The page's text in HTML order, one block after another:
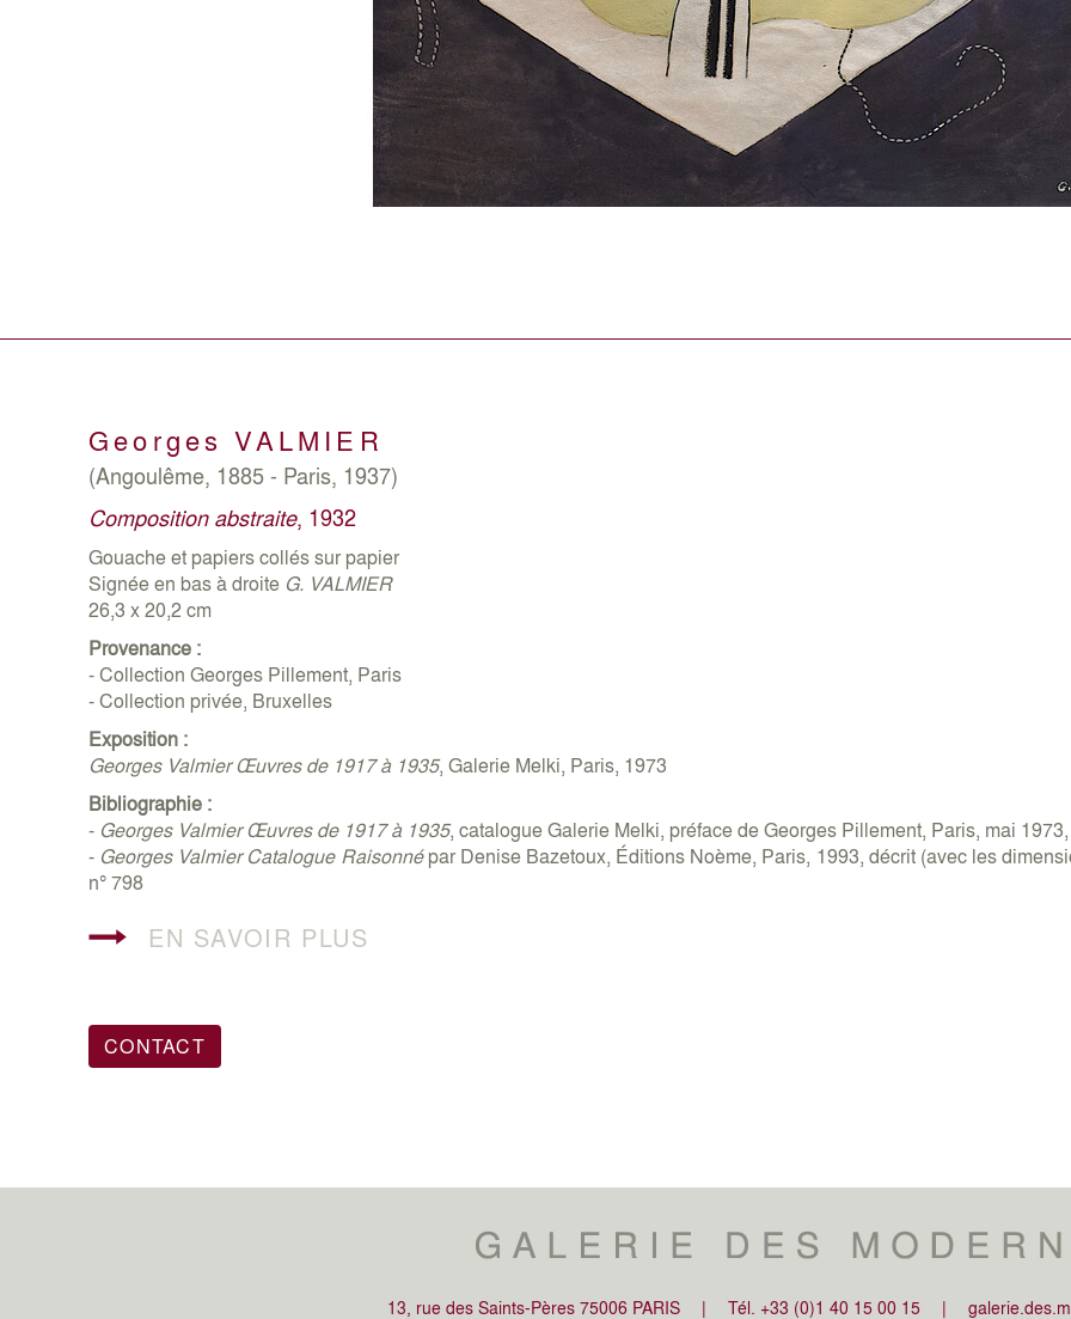
GeorgesVALMIER
(Angoulême, 1885 - Paris, 1937)
Composition abstraite, 1932
Gouache et papiers collés sur papier
Signée en bas à droite G. VALMIER
26,3 x 20,2 cm
Provenance :
- Collection Georges Pillement, Paris
- Collection privée, Bruxelles
Exposition :
Georges Valmier Œuvres de 1917 à 1935, Galerie Melki, Paris, 1973
Bibliographie :
- Georges Valmier Œuvres de 1917 à 1935, catalogue Galerie Melki, préface de Georges Pillement, Paris, mai
- Georges Valmier Catalogue Raisonnépar Denise Bazetoux, Éditions Noème, Paris, 1993, décrit (avec les
n° 798
EN SAVOIR PLUS
CONTACT
13, rue des Saints-Pères 75006 PARIS | Tél. +33 (0)1 40 15 00 15 |